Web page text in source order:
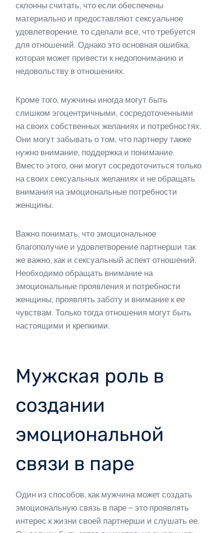
склонны считать, что если обеспечены
материально и предоставляют сексуальное
удовлетворение, то сделали все, что требуется
для отношений. Однако это основная ошибка,
которая может привести к недопониманию и
недовольству в отношениях.
Кроме того, мужчины иногда могут быть
слишком эгоцентричными, сосредоточенными
на своих собственных желаниях и потребностях.
Они могут забывать о том, что партнеру также
нужно внимание, поддержка и понимание.
Вместо этого, они могут сосредоточиться только
на своих сексуальных желаниях и не обращать
внимания на эмоциональные потребности
женщины.
Важно понимать, что эмоциональное
благополучие и удовлетворение партнерши так
же важно, как и сексуальный аспект отношений.
Необходимо обращать внимание на
эмоциональные проявления и потребности
женщины, проявлять заботу и внимание к ее
чувствам. Только тогда отношения могут быть
настоящими и крепкими.
Мужская роль в
создании
эмоциональной
связи в паре
Один из способов, как мужчина может создать
эмоциональную связь в паре – это проявлять
интерес к жизни своей партнерши и слушать ее.